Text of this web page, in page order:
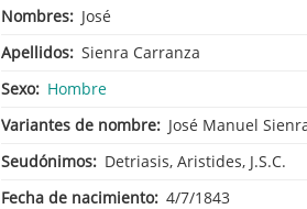
Nombres
José
Apellidos Sienra Carranza
Sexo
Hombre
Variantes de nombre
José Manuel
Seudónimos
Detriasis, Aristides, J.S.C.
Fecha de nacimiento 4/7/1843